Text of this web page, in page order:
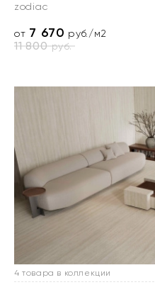
zodiac
от 7 670 руб./м2
11 800руб.
4 товара в коллекции